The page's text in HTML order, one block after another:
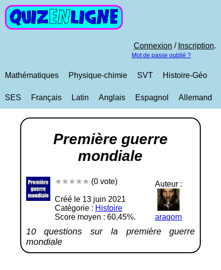
Connexion / Inscription.
Mot de passe oublié ?
Mathématiques Physique-chimie SVT Histoire-Géo
SES Français Latin Anglais Espagnol Allemand
Première guerre
mondiale
★★★★★ (0 vote)
Créé le 13 juin 2021
Catégorie : Histoire
Score moyen : 60,45%.
Auteur :
aragorn
10 questions sur la première guerre
mondiale